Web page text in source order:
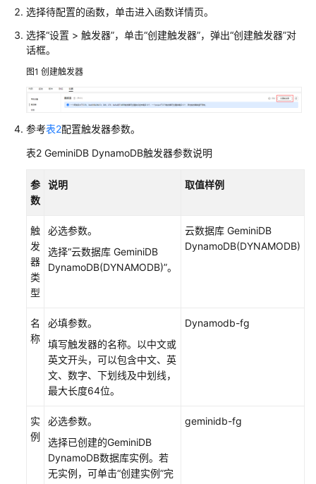
数
函
配
置
配
函
码
配
置
的
赖
包
置
数
的
委
选择待配置的函数，单击进入函数详情页。
选择“设置 > 触发器”，单击“创建触发器”，弹出“创建触发器”对
话框。
图1 创建触发器
参考表2配置触发器参数。
表2 GeminiDB DynamoDB触发器参数说明
参
数
说明 取值样例
触
发
器
类
型
必选参数。
选择“云数据库 GeminiDB
DynamoDB(DYNAMODB)”。
云数据库 GeminiDB
DynamoDB(DYNAMODB)
名
称
必填参数。
填写触发器的名称。以中文或
英文开头，可以包含中文、英
文、数字、下划线及中划线，
最大长度64位。
Dynamodb-fg
实
例
必选参数。
选择已创建的GeminiDB
DynamoDB数据库实例。若
无实例，可单击“创建实例”完
geminidb-fg